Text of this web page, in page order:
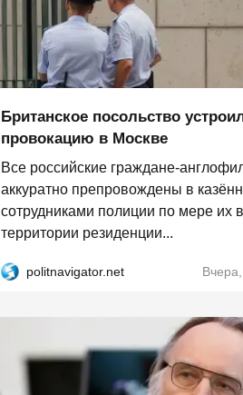
Британское посольство
провокацию в Москве
Все российские граждане-
аккуратно препровождены в
сотрудниками полиции по мере их
территории резиденции...
politnavigator.net